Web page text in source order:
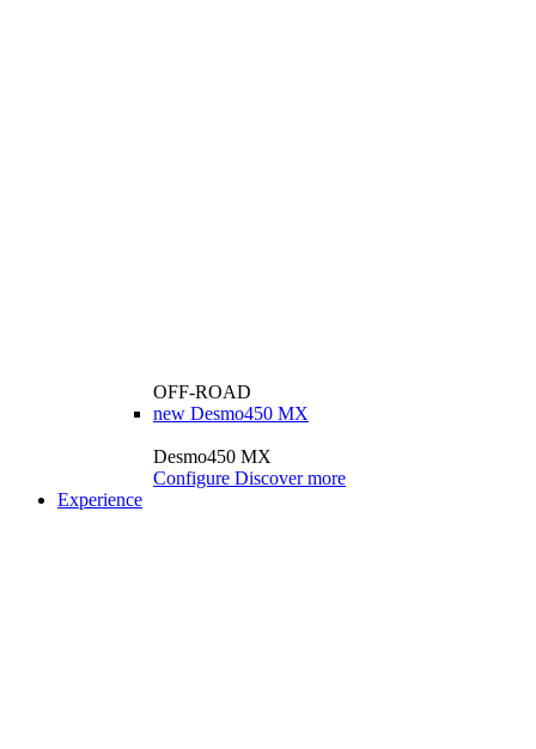
OFF-ROAD
new Desmo450 MX
Desmo450 MX
Configure Discover more
Experience